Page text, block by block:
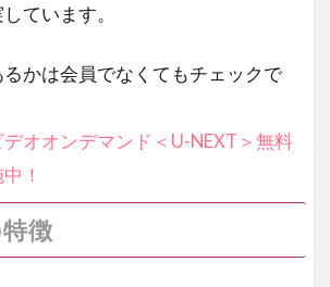
ています。
かは会員でなくてもチェックで
オオンデマンド＜U-NEXT＞無料
！
徴